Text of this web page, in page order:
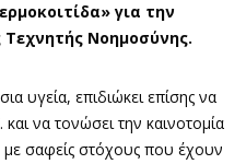
για την
Νοημοσύνης.
υγεία, επιδιώκει επίσης να
να τονώσει την καινοτομία
με σαφείς στόχους που έχουν